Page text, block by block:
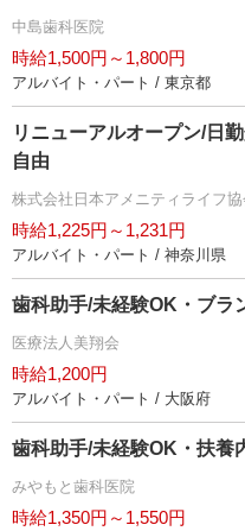
中島歯科医院
時給1,500円～1,800円
アルバイト・パート / 東京都
リニューアルオープン/日
自由
株式会社日本アメニティライフ協
時給1,225円～1,231円
アルバイト・パート / 神奈川県
歯科助手/未経験OK・ブラ
医療法人美翔会
時給1,200円
アルバイト・パート / 大阪府
歯科助手/未経験OK・扶養
みやもと歯科医院
時給1,350円～1,550円